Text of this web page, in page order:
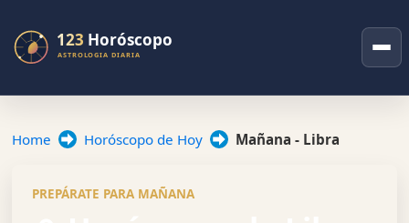
Home Horóscopo de Hoy Mañana - Libra
PREPÁRATE PARA MAÑANA